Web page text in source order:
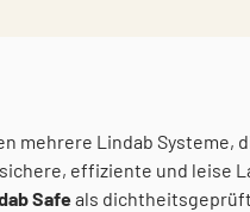
mehrere Lindab Systeme,
effiziente und leise
Safeals